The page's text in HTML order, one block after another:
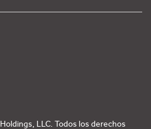
LLC. Todos los derechos